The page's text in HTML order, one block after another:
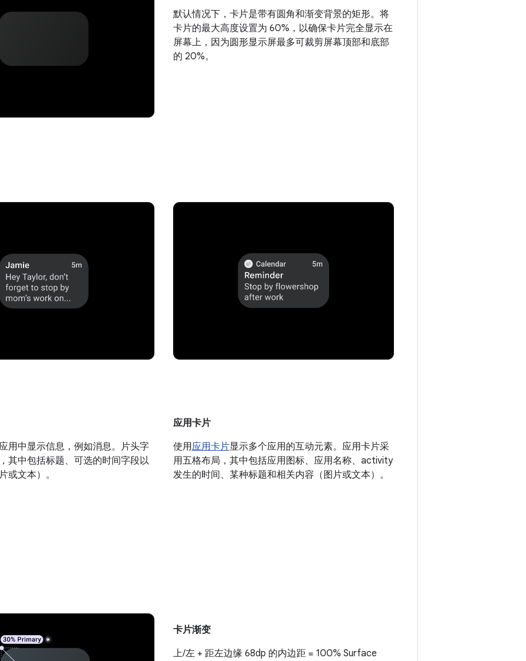
默认情况下，卡片是带有圆角和渐变背景的矩形。将
卡片的最大高度设置为 60%，以确保卡片完全显示在
屏幕上，因为圆形显示屏最多可裁剪屏幕顶部和底部
的 20%。
用中显示信息，例如消息。片头字
其中包括标题、可选的时间字段以
或文本）。
应用卡片
使用应用卡片显示多个应用的互动元素。应用卡片采
用五格布局，其中包括应用图标、应用名称、activity
发生的时间、某种标题和相关内容（图片或文本）。
卡片渐变
上/左 + 距左边缘 68dp 的内边距 = 100% Surface